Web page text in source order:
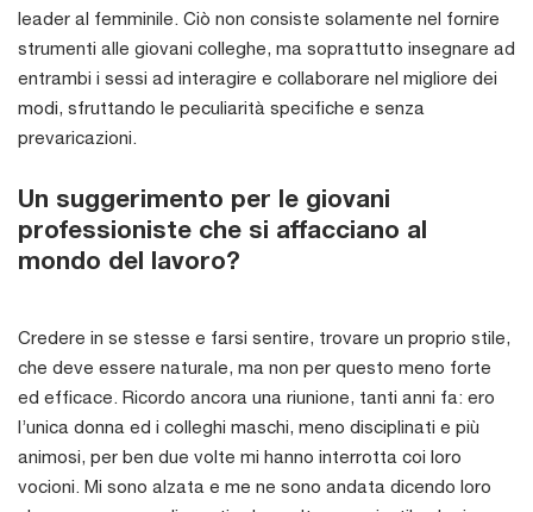
leader al femminile. Ciò non consiste solamente nel fornire
strumenti alle giovani colleghe, ma soprattutto insegnare ad
entrambi i sessi ad interagire e collaborare nel migliore dei
modi, sfruttando le peculiarità specifiche e senza
prevaricazioni.
Un suggerimento per le giovani
professioniste che si affacciano al
mondo del lavoro?
Credere in se stesse e farsi sentire, trovare un proprio stile,
che deve essere naturale, ma non per questo meno forte
ed efficace. Ricordo ancora una riunione, tanti anni fa: ero
l’unica donna ed i colleghi maschi, meno disciplinati e più
animosi, per ben due volte mi hanno interrotta coi loro
vocioni. Mi sono alzata e me ne sono andata dicendo loro